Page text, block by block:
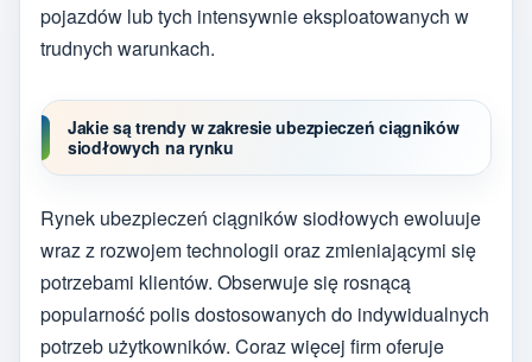
pojazdów lub tych intensywnie eksploatowanych w
trudnych warunkach.
Jakie są trendy w zakresie ubezpieczeń ciągników
siodłowych na rynku
Rynek ubezpieczeń ciągników siodłowych ewoluuje
wraz z rozwojem technologii oraz zmieniającymi się
potrzebami klientów. Obserwuje się rosnącą
popularność polis dostosowanych do indywidualnych
potrzeb użytkowników. Coraz więcej firm oferuje